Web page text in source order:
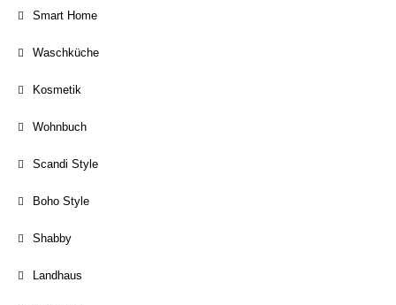
Smart Home
Waschküche
Kosmetik
Wohnbuch
Scandi Style
Boho Style
Shabby
Landhaus